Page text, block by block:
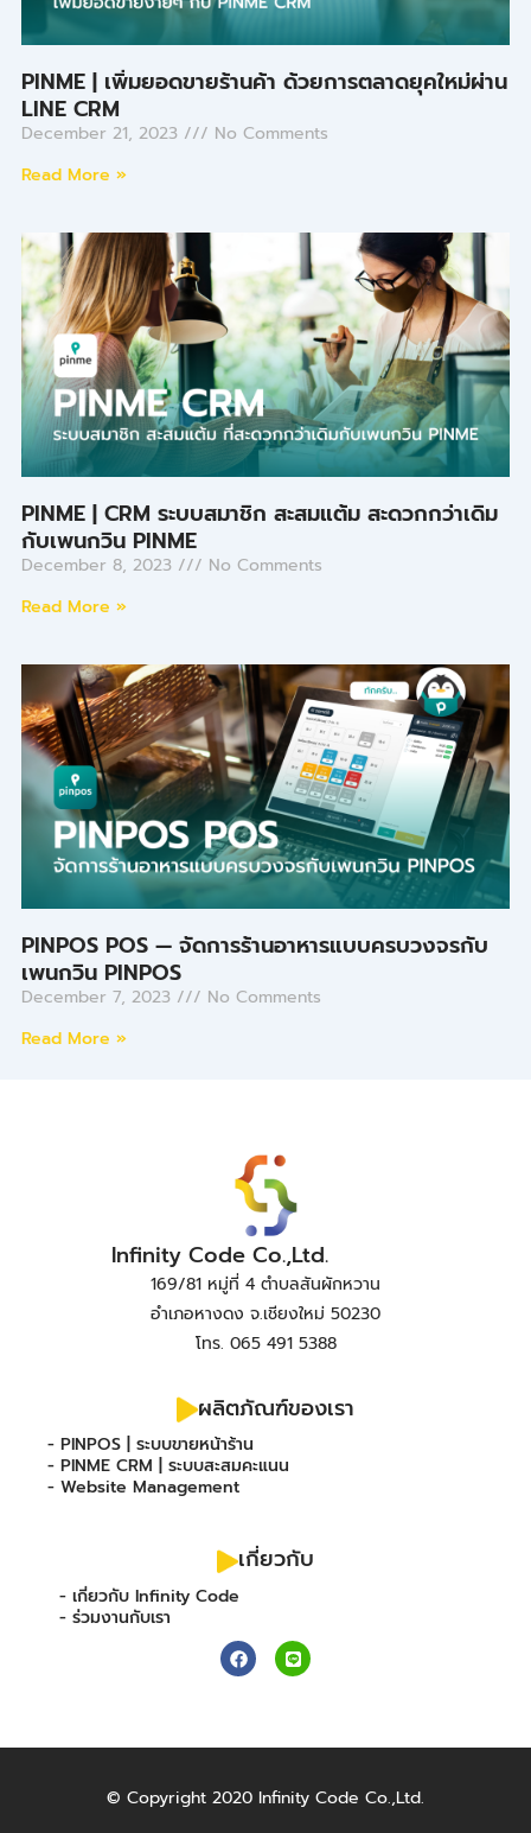
PINME | เพิ่มยอดขายร้านค้า ด้วยการตลาดยุคใหม่ผ่าน
LINE CRM
December 21, 2023
No Comments
Read More »
PINME | CRM ระบบสมาชิก สะสมแต้ม สะดวกกว่าเดิม
กับเพนกวิน PINME
December 8, 2023
No Comments
Read More »
PINPOS POS — จัดการร้านอาหารแบบครบวงจรกับ
เพนกวิน PINPOS
December 7, 2023
No Comments
Read More »
Infinity Code Co.,Ltd.
169/81 หมู่ที่ 4 ตำบลสันผักหวาน
อำเภอหางดง จ.เชียงใหม่ 50230
โทร. 065 491 5388
ผลิตภัณฑ์ของเรา
- PINPOS | ระบบขายหน้าร้าน
- PINME CRM | ระบบสะสมคะแนน
- Website Management
เกี่ยวกับ
- เกี่ยวกับ Infinity Code
- ร่วมงานกับเรา
F
a
c
o
L
i
n
© Copyright 2020 Infinity Code Co.,Ltd.